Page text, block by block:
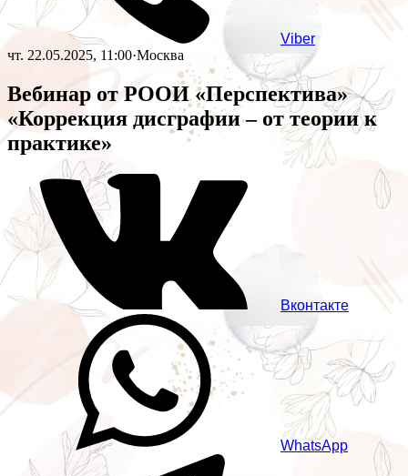
Viber
чт. 22.05.2025, 11:00·Москва
Вебинар от РООИ «Перспектива»
«Коррекция дисграфии – от теории к
практике»
Вконтакте
WhatsApp